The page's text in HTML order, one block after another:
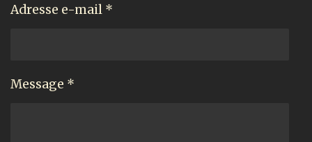
Adresse e-mail *
Message *